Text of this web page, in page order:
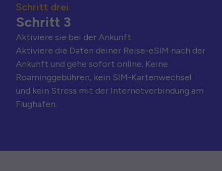
Schritt drei
Schritt 3
Aktiviere sie bei der Ankunft
Aktiviere die Daten deiner Reise-eSIM nach der
Ankunft und gehe sofort online. Keine
Roaminggebühren, kein SIM-Kartenwechsel
und kein Stress mit der Internetverbindung am
Flughafen.